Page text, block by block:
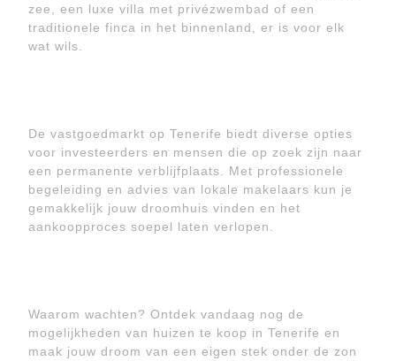
zee, een luxe villa met privézwembad of een
traditionele finca in het binnenland, er is voor elk
wat wils.
De vastgoedmarkt op Tenerife biedt diverse opties
voor investeerders en mensen die op zoek zijn naar
een permanente verblijfplaats. Met professionele
begeleiding en advies van lokale makelaars kun je
gemakkelijk jouw droomhuis vinden en het
aankoopproces soepel laten verlopen.
Waarom wachten? Ontdek vandaag nog de
mogelijkheden van huizen te koop in Tenerife en
maak jouw droom van een eigen stek onder de zon